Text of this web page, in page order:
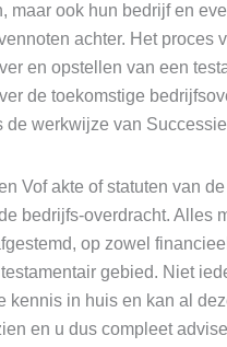
maar ook hun bedrijf en
achter. Het proces
en opstellen van een
de toekomstige
de werkwijze van
Vof akte of statuten van
bedrijfs-overdracht. Alles
op zowel
gebied. Niet
kennis in huis en kan al
en u dus compleet